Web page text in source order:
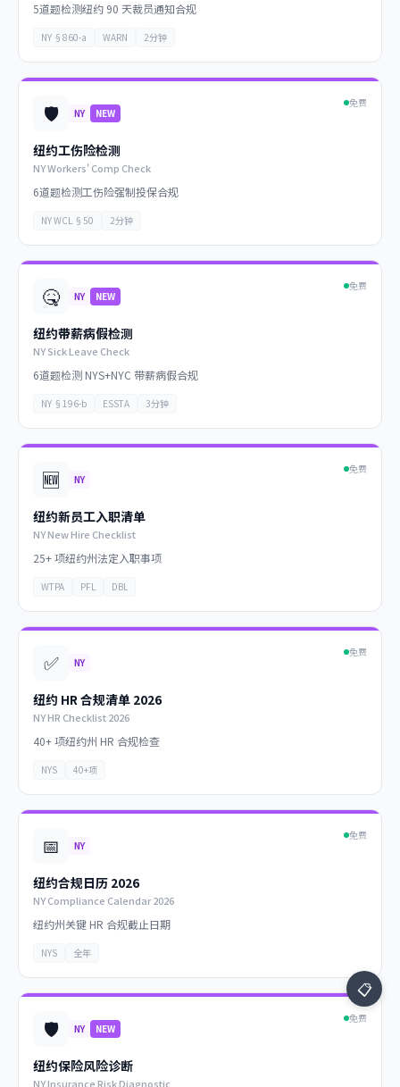
5道题检测纽约 90 天裁员通知合规
NY §860-a WARN 2分钟
🛡️ NY NEW
免费
纽约工伤险检测
NY Workers' Comp Check
6道题检测工伤险强制投保合规
NY WCL §50 2分钟
🤒 NY NEW
免费
纽约带薪病假检测
NY Sick Leave Check
6道题检测 NYS+NYC 带薪病假合规
NY §196-b ESSTA 3分钟
🆕 NY
免费
纽约新员工入职清单
NY New Hire Checklist
25+ 项纽约州法定入职事项
WTPA PFL DBL
✅ NY
免费
纽约 HR 合规清单 2026
NY HR Checklist 2026
40+ 项纽约州 HR 合规检查
NYS 40+项
📅 NY
免费
纽约合规日历 2026
NY Compliance Calendar 2026
纽约州关键 HR 合规截止日期
NYS 全年
🛡️ NY NEW
免费
纽约保险风险诊断
NY Insurance Risk Diagnostic
📋